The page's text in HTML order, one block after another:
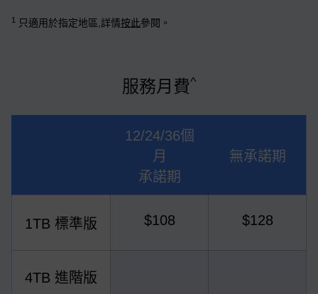
1 只適用於指定地區,詳情按此參閱。
服務月費^
12/24/36個
月
承諾期
無承諾期
1TB 標準版 $108 $128
4TB 進階版